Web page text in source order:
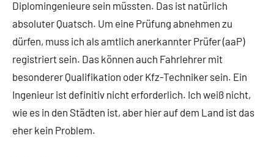
Diplomingenieure sein müssten. Das ist natürlich
absoluter Quatsch. Um eine Prüfung abnehmen zu
dürfen, muss ich als amtlich anerkannter Prüfer (aaP)
registriert sein. Das können auch Fahrlehrer mit
besonderer Qualifikation oder Kfz-Techniker sein. Ein
Ingenieur ist definitiv nicht erforderlich. Ich weiß nicht,
wie es in den Städten ist, aber hier auf dem Land ist das
eher kein Problem.